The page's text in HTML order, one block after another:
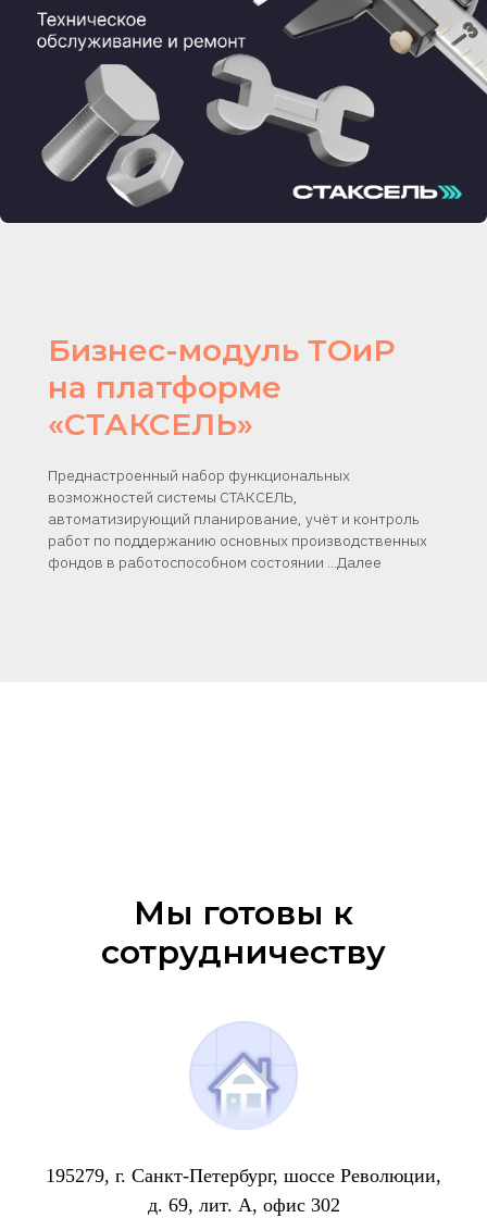
Бизнес-модуль ТОиР
на платформе
«СТАКСЕЛЬ»
Преднастроенный набор функциональных
возможностей системы СТАКСЕЛЬ,
автоматизирующий планирование, учёт и контроль
работ по поддержанию основных производственных
фондов в работоспособном состоянии ...Далее
Мы готовы к
сотрудничеству
195279, г. Санкт-Петербург, шоссе Революции,
д. 69, лит. А, офис 302